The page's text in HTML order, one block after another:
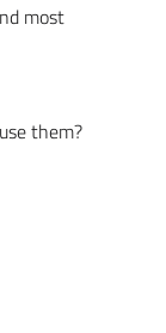
most
them?